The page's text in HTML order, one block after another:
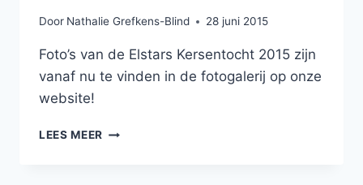
Door Nathalie Grefkens-Blind 28 juni 2015
Foto’s van de Elstars Kersentocht 2015 zijn
vanaf nu te vinden in de fotogalerij op onze
website!
LEES MEER FOTO’S